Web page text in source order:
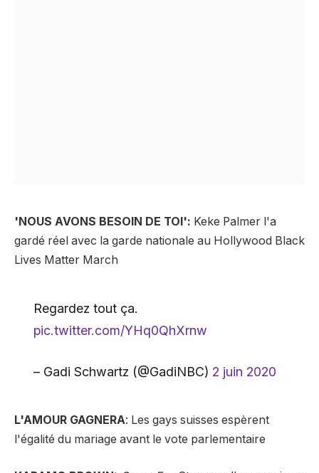
'NOUS AVONS BESOIN DE TOI': Keke Palmer l'a
gardé réel avec la garde nationale au Hollywood Black
Lives Matter March
Regardez tout ça.
pic.twitter.com/YHq0QhXrnw
– Gadi Schwartz (@GadiNBC) 2 juin 2020
L'AMOUR GAGNERA: Les gays suisses espèrent
l'égalité du mariage avant le vote parlementaire